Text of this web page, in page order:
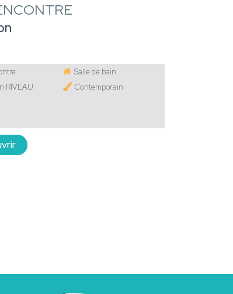
Salle de bain
RIVEAU
Contemporain